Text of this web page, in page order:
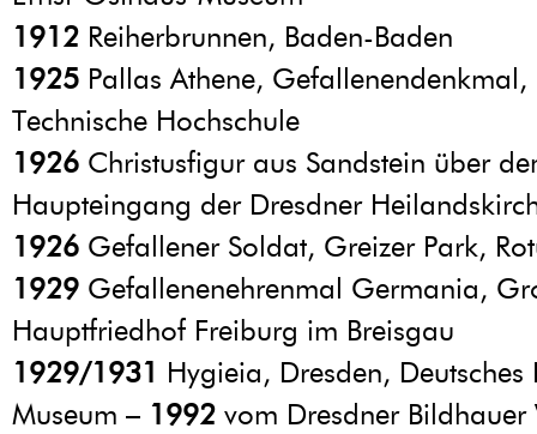
1912 Reiherbrunnen, Baden-Baden
1925 Pallas Athene, Gefallenendenkmal,
Technische Hochschule
1926 Christusfigur aus Sandstein über
Haupteingang der Dresdner
1926 Gefallener Soldat, Greizer Park,
1929 Gefallenenehrenmal Germania,
Hauptfriedhof Freiburg im Breisgau
1929/1931 Hygieia, Dresden, Deutsches
Museum – 1992 vom Dresdner Bildhauer